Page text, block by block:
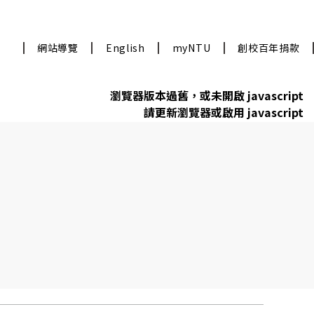
網站導覽 English myNTU 創校百年捐款
瀏覽器版本過舊，或未開啟 javascript
請更新瀏覽器或啟用 javascript